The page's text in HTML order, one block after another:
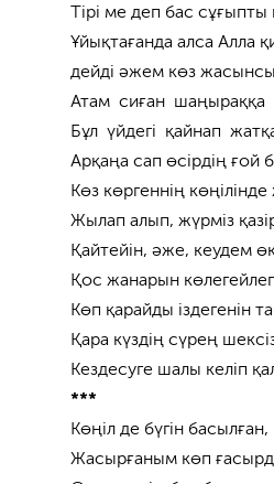
Тірі ме деп бас
Ұйықтағанда алса Алла
дейді әжем көз
Атам сиған
Бұл үйдегі қайнап
Арқаңа сап өсірдің ғой
Көз көргеннің көңілінде
Жылап алып, жүрміз
Қайтейін, әже, кеудем
Қос жанарын
Көп қарайды іздегенін
Қара күздің сүрең
Кездесуге шалы келіп
***
Көңіл де бүгін басылған,
Жасырғаным көп